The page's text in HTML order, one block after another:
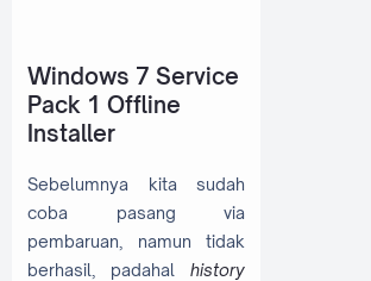
Windows 7 Service
Pack 1 Offline
Installer
Sebelumnya kita sudah
coba pasang via
pembaruan, namun tidak
berhasil, padahal history